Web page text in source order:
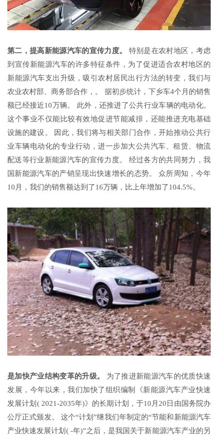
第二，提高新能源汽车的宣传力度。 特别是在农村地区，考虑
到宣传新能源汽车的许多特征条件，为了促进适合农村地区的
新能源汽车支出升级，吸引农村居民出行方法的转变，我们与
农业农村部、商务部合作，。 据初步统计，下乡车4个月的销售
额已经接近10万辆。 此外，还推进了公共行业车辆的电动化。
这个事业不仅能比较有效地促进节能减排，还能推进充电基础
设施的建设。 因此，我们将与相关部门合作，开始推动公共行
业车辆电动化的专业行动，进一步加大公共汽车、租赁、物流
配送等行业新能源汽车的宣传力度。 经过各方的共同努力，我
国新能源汽车的产销呈现出快速增长的态势。 众所周知，今年
10月，我们的销售额达到了16万辆，比上年增加了104.5%。
是加快产业结构变革的升级。 为了推进新能源汽车的优质快速
发展，今年以来，我们加快了组织编制《新能源汽车产业快速
发展计划( 2021-2035年)》的长期计划，于10月20日由国务院办
公厅正式颁发。 这个“计划”继我们年制定的“节能和新能源汽车
产业快速发展计划( -年)”之后，是我国关于新能源汽车产业的另